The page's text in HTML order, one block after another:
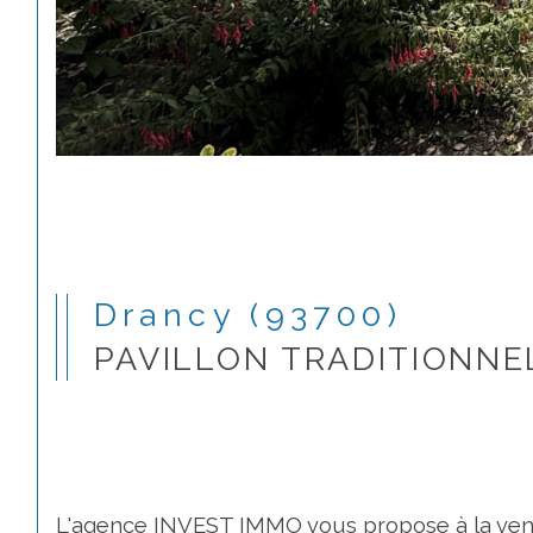
Drancy (93700)
PAVILLON
L'agence INVEST IMMO vous propose à la